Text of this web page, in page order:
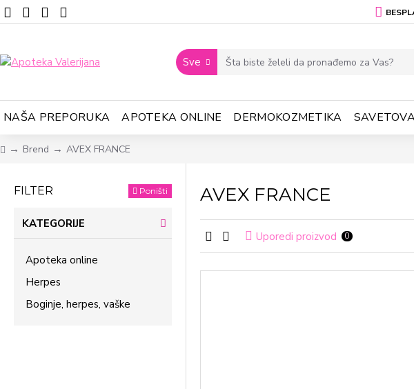
Sve
NAŠA PREPORUKA APOTEKA ONLINE DERMOKOZMETIKA
Brend AVEX FRANCE
FILTER Poništi
KATEGORIJE
Apoteka online
Herpes
Boginje, herpes, vaške
AVEX FRANCE
Uporedi proizvod 0